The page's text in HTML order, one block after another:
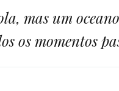
mas um
os momentos